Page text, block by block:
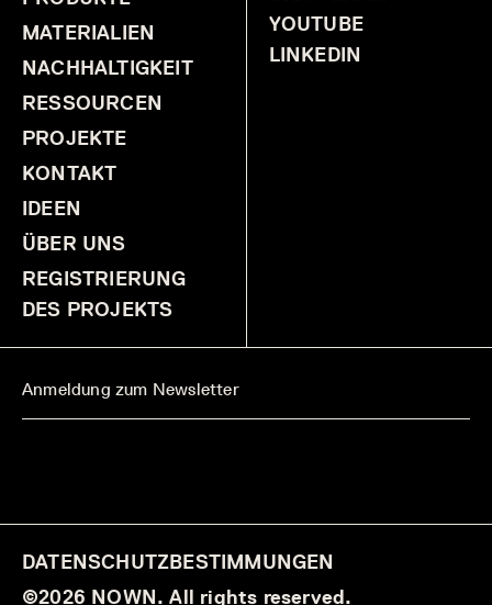
MATERIALIEN
NACHHALTIGKEIT
RESSOURCEN
PROJEKTE
KONTAKT
IDEEN
ÜBER UNS
REGISTRIERUNG
DES PROJEKTS
YOUTUBE
LINKEDIN
DATENSCHUTZBESTIMMUNGEN
©2026 NOWN. All rights reserved.